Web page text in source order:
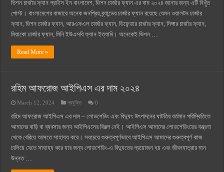
ভিশন চার্জার ফ্যান প্রাইস ইন বাংলাদেশ, ভিশন চার্জার ফ্যান এর দাম ২০২৪ জানার জন্য এটি নিখুঁত
পোস্ট। বাংলাদেশের বাজারে অনেক জনপ্রিয় ব্র্যান্ডের চার্জার ফ্যান রয়েছে যেমন ওয়ালটন চার্জার
ফ্যান, ভিশন চার্জার ফ্যান, আরএফএল চার্জার ফ্যান, ডিফেন্ডার চার্জার ফ্যান, সিঙ্গার চার্জার ফ্যান,
মিয়াকো চার্জার ফ্যান, মিনি ইউএসবি ফ্যান ইত্যাদি। অনেকেই ভিশন …
Read More »
রহিম আফরোজ আইপিএস এর দাম ২০২৪
March 12, 2024 প্রযুক্তি 0
রহিম আফরোজ আইপিএস এর দাম – লোডশেডিং এবং বিদ্যুৎ উৎপাদনের ঘাটতির বর্তমান পরিস্থিতিতে
আমাদের বাড়ি বা ব্যবসার জন্য আইপিএসের বিকল্প নেই। আইপিএস আমাদের লোডশেডিংয়ের যন্ত্রণা
থেকে বেরিয়ে আসতে সাহায্য করে। সবচেয়ে গুরুত্বপূর্ণভাবে আইপিএস আমাদের গুরুত্বপূর্ণ কাজ
চালিয়ে যেতে সাহায্য করে যার জন্য লোডশেডিং-এ বিদ্যুতের প্রয়োজন হয় এবং জীবনযাত্রার মান
উন্নত …